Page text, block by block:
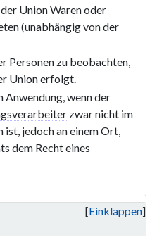
Union Waren oder
(unabhängig von der
Personen zu beobachten,
Union erfolgt.
Anwendung, wenn der
zwar nicht im
jedoch an einem Ort,
dem Recht eines
Einklappen